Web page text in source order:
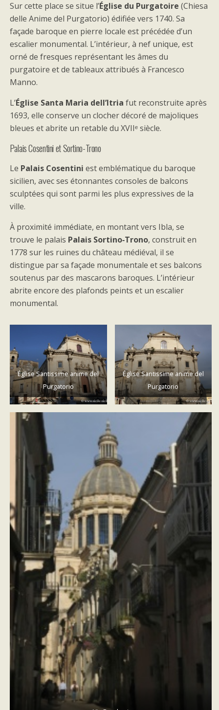
Sur cette place se situe l’Église du Purgatoire (Chiesa
delle Anime del Purgatorio) édifiée vers 1740. Sa
façade baroque en pierre locale est précédée d’un
escalier monumental. L’intérieur, à nef unique, est
orné de fresques représentant les âmes du
purgatoire et de tableaux attribués à Francesco
Manno.
L’Église Santa Maria dell’Itria fut reconstruite après
1693, elle conserve un clocher décoré de majoliques
bleues et abrite un retable du XVIIᵉ siècle.
Palais Cosentini et Sortino-Trono
Le Palais Cosentini est emblématique du baroque
sicilien, avec ses étonnantes consoles de balcons
sculptées qui sont parmi les plus expressives de la
ville.
À proximité immédiate, en montant vers Ibla, se
trouve le palais Palais Sortino‑Trono, construit en
1778 sur les ruines du château médiéval, il se
distingue par sa façade monumentale et ses balcons
soutenus par des mascarons baroques. L’intérieur
abrite encore des plafonds peints et un escalier
monumental.
Église Santissime anime del
Purgatorio
Église Santissime anime del
Purgatorio